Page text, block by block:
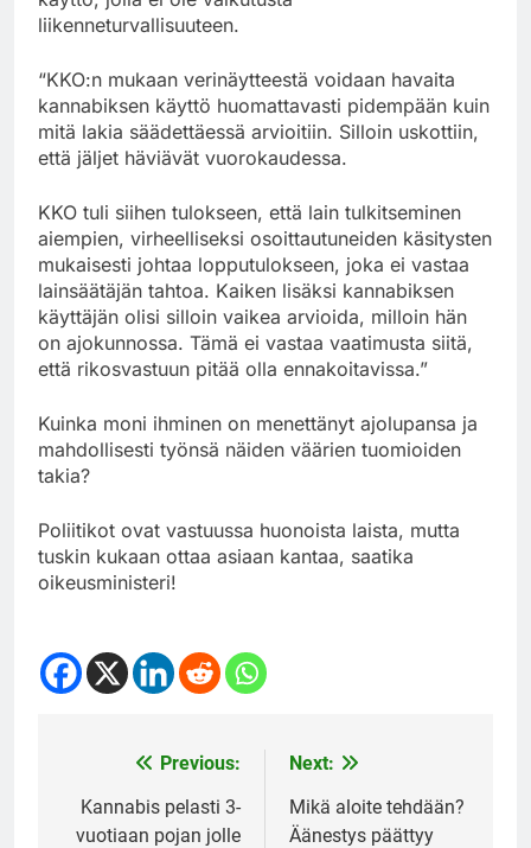
liikenneturvallisuuteen.
“KKO:n mukaan verinäytteestä voidaan havaita
kannabiksen käyttö huomattavasti pidempään kuin
mitä lakia säädettäessä arvioitiin. Silloin uskottiin,
että jäljet häviävät vuorokaudessa.
KKO tuli siihen tulokseen, että lain tulkitseminen
aiempien, virheelliseksi osoittautuneiden käsitysten
mukaisesti johtaa lopputulokseen, joka ei vastaa
lainsäätäjän tahtoa. Kaiken lisäksi kannabiksen
käyttäjän olisi silloin vaikea arvioida, milloin hän
on ajokunnossa. Tämä ei vastaa vaatimusta siitä,
että rikosvastuun pitää olla ennakoitavissa.”
Kuinka moni ihminen on menettänyt ajolupansa ja
mahdollisesti työnsä näiden väärien tuomioiden
takia?
Poliitikot ovat vastuussa huonoista laista, mutta
tuskin kukaan ottaa asiaan kantaa, saatika
oikeusministeri!
navigation
Previous:
Kannabis pelasti 3-
vuotiaan pojan jolle
Next:
Mikä aloite tehdään?
Äänestys päättyy